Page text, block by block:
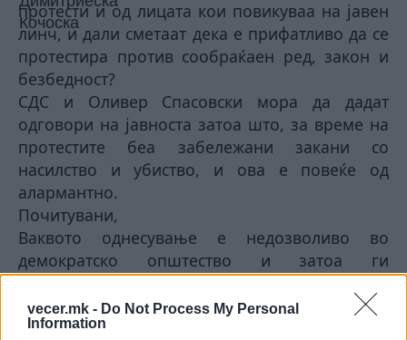
vecer.mk - Do Not Process My Personal
Information
протести и од лицата кои повикуваа на јавен
линч, и дали сметаат дека е прифатливо да се
протестира против сообраќаен ред, закон и
безбедност?
СДС и Оливер Спасовски мора да дадат
одговори на јавноста затоа што, за време на
протестите беа забележани закани со
насилство и убиство, и ова е повеќе од
алармантно.
Почитувани,
Ваквото однесување е недозволиво во
демократско општество и затоа ги
повикуваме сите надлежни институции да
постапат без селекција и без двојни аршини,
строго согласно закон, и да обезбедат